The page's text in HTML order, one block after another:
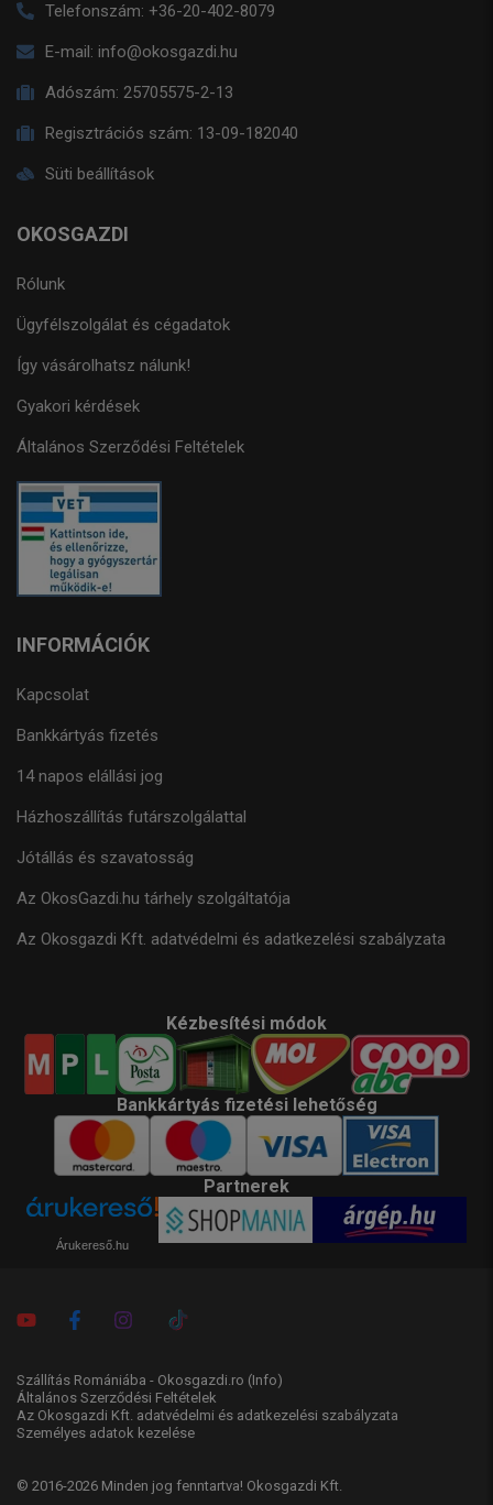
Telefonszám: +36-20-402-8079
E-mail: info@okosgazdi.hu
Adószám: 25705575-2-13
Regisztrációs szám: 13-09-182040
Süti beállítások
OKOSGAZDI
Rólunk
Ügyfélszolgálat és cégadatok
Így vásárolhatsz nálunk!
Gyakori kérdések
Általános Szerződési Feltételek
INFORMÁCIÓK
Kapcsolat
Bankkártyás fizetés
14 napos elállási jog
Házhoszállítás futárszolgálattal
Jótállás és szavatosság
Az OkosGazdi.hu tárhely szolgáltatója
Az Okosgazdi Kft. adatvédelmi és adatkezelési szabályzata
Kézbesítési módok
Bankkártyás fizetési lehetőség
Partnerek
Árukereső.hu
Szállítás Romániába - Okosgazdi.ro (Info)
Általános Szerződési Feltételek
Az Okosgazdi Kft. adatvédelmi és adatkezelési szabályzata
Személyes adatok kezelése
© 2016-2026 Minden jog fenntartva! Okosgazdi Kft.